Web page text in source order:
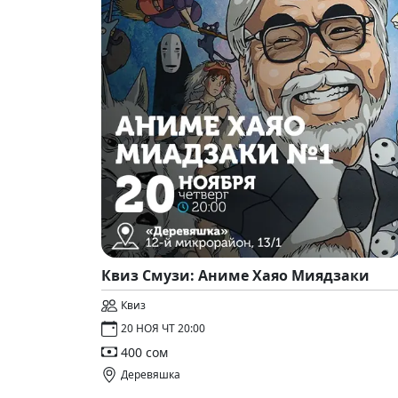
Квиз Смузи: Аниме Хаяо Миядзаки
Квиз
20 НОЯ ЧТ 20:00
400 сом
Деревяшка